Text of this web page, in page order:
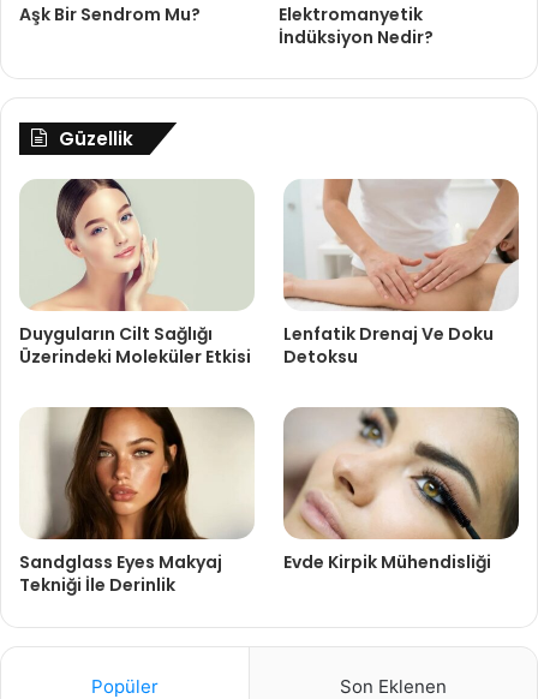
Aşk Bir Sendrom Mu?
Elektromanyetik
İndüksiyon Nedir?
Güzellik
Duyguların Cilt Sağlığı
Üzerindeki Moleküler Etkisi
Lenfatik Drenaj Ve Doku
Detoksu
Sandglass Eyes Makyaj
Tekniği İle Derinlik
Evde Kirpik Mühendisliği
Popüler Son Eklenen